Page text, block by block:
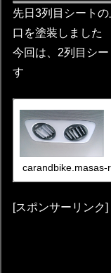
先日3列目シート
口を塗装しました
今回は、2列目シ
す
[スポンサーリンク]